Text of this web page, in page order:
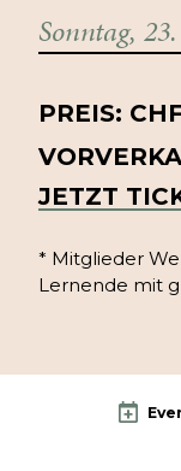
Sonntag,
PREIS:
JETZT
* Mitglieder
Lernende mit